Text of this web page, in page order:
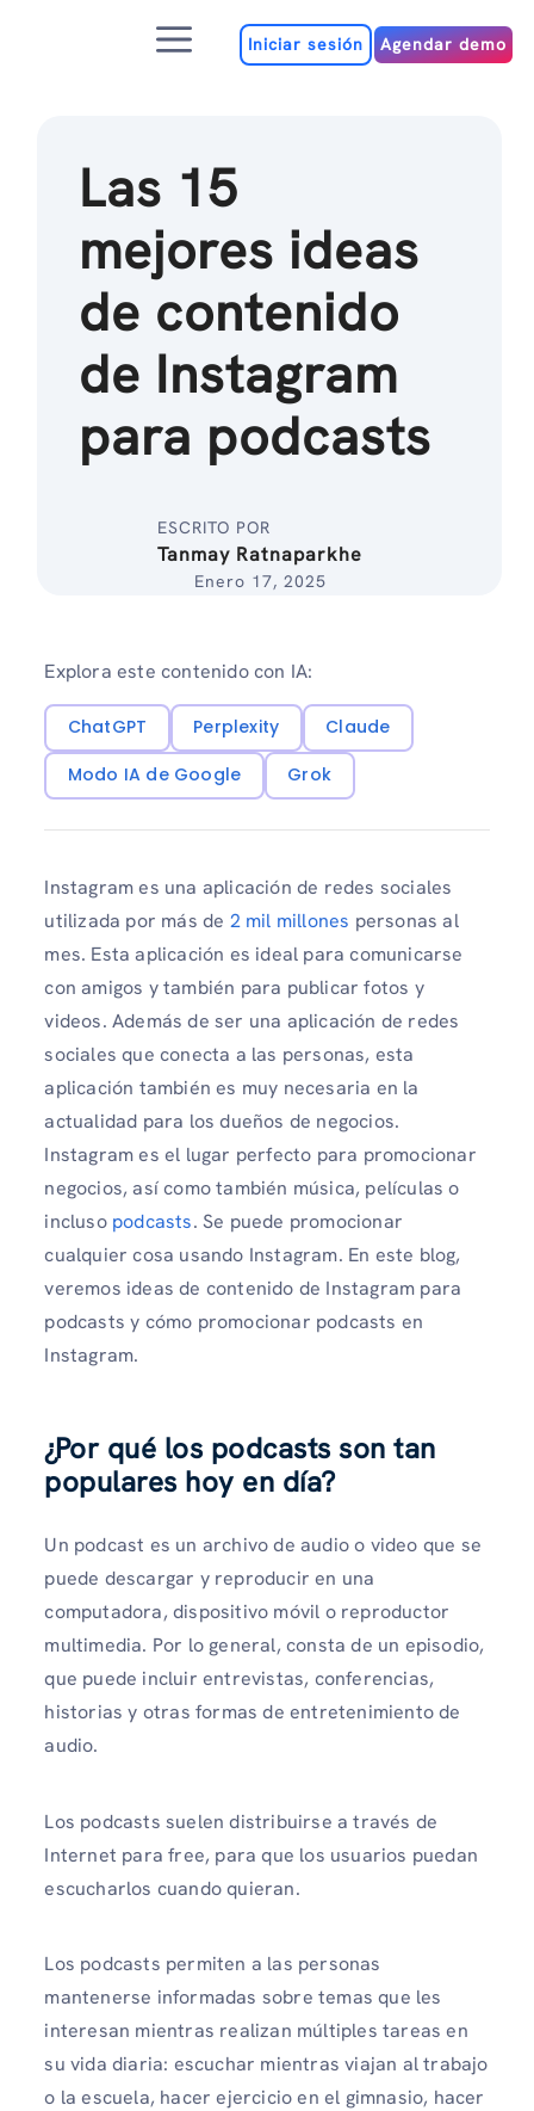
MenúIniciar sesión Agendar demo
Las 15
mejores ideas
de contenido
de Instagram
para podcasts
ESCRITO POR
Tanmay Ratnaparkhe
Enero 17, 2025
Explora este contenido con IA:
ChatGPT Perplexity
Claude
Modo IA de Google
Grok
Instagram es una aplicación de redes sociales
utilizada por más de 2 mil millones personas al
mes. Esta aplicación es ideal para comunicarse
con amigos y también para publicar fotos y
videos. Además de ser una aplicación de redes
sociales que conecta a las personas, esta
aplicación también es muy necesaria en la
actualidad para los dueños de negocios.
Instagram es el lugar perfecto para promocionar
negocios, así como también música, películas o
incluso podcasts. Se puede promocionar
cualquier cosa usando Instagram. En este blog,
veremos ideas de contenido de Instagram para
podcasts y cómo promocionar podcasts en
Instagram.
¿Por qué los podcasts son tan
populares hoy en día?
Un podcast es un archivo de audio o video que se
puede descargar y reproducir en una
computadora, dispositivo móvil o reproductor
multimedia. Por lo general, consta de un episodio,
que puede incluir entrevistas, conferencias,
historias y otras formas de entretenimiento de
audio.
Los podcasts suelen distribuirse a través de
Internet para free, para que los usuarios puedan
escucharlos cuando quieran.
Los podcasts permiten a las personas
mantenerse informadas sobre temas que les
interesan mientras realizan múltiples tareas en
su vida diaria: escuchar mientras viajan al trabajo
o la escuela, hacer ejercicio en el gimnasio, hacer